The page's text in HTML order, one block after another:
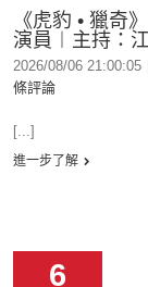
《虎豹 • 獵奇
演員︱主持：
2026/08/06 21:00:05
條評論
[...]
進一步了解
6